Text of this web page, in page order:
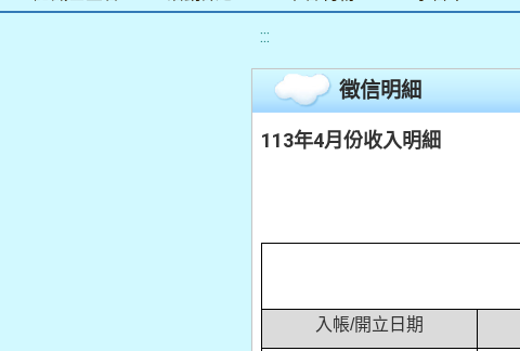
:::
徵信明細
113年4月份收入明細
入帳/開立日期